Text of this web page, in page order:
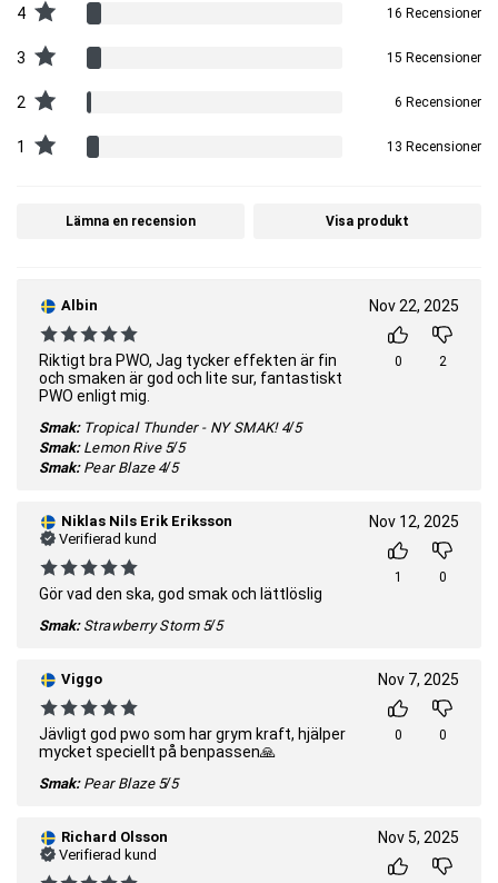
4 16 Recensioner
3 15 Recensioner
2 6 Recensioner
1 13 Recensioner
Lämna en recension Visa produkt
Albin
Riktigt bra PWO, Jag tycker effekten är fin
och smaken är god och lite sur, fantastiskt
PWO enligt mig.
Smak: Tropical Thunder - NY SMAK! 4/5
Smak: Lemon Rive 5/5
Smak: Pear Blaze 4/5
Nov 22, 2025
0 2
Niklas Nils Erik Eriksson
Verifierad kund
Gör vad den ska, god smak och lättlöslig
Smak: Strawberry Storm 5/5
Nov 12, 2025
1 0
Viggo
Jävligt god pwo som har grym kraft, hjälper
mycket speciellt på benpassen🙏
Smak: Pear Blaze 5/5
Nov 7, 2025
0 0
Richard Olsson
Verifierad kund
Nov 5, 2025